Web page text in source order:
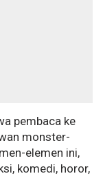
pembaca ke
monster-
elemen ini,
komedi, horor,